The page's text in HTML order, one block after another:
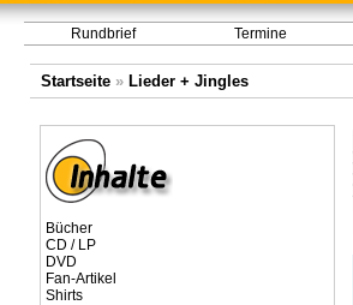
Rundbrief Termine
Startseite» Lieder + Jingles
Bücher
CD / LP
DVD
Fan-Artikel
Shirts